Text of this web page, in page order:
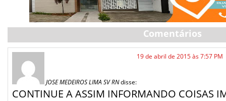
Comentários
JOSE MEDEIROS LIMA SV RNdisse:
19 de abril de 2015 às 7:57 PM
CONTINUE A ASSIM INFORMANDO COISAS